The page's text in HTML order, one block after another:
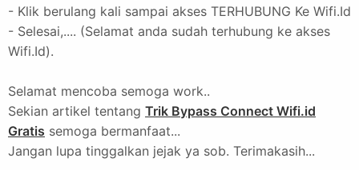
- Klik berulang kali sampai akses TERHUBUNG Ke Wifi.Id
- Selesai,.... (Selamat anda sudah terhubung ke akses
Wifi.Id).
Selamat mencoba semoga work..
Sekian artikel tentang Trik Bypass Connect Wifi.id
Gratis semoga bermanfaat...
Jangan lupa tinggalkan jejak ya sob. Terimakasih...